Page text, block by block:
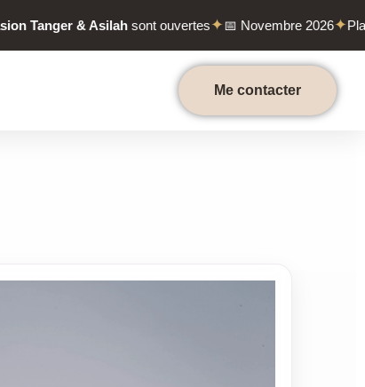
& Asilahsont ouvertes✦📅 Novembre 2026 ✦Places
Me contacter